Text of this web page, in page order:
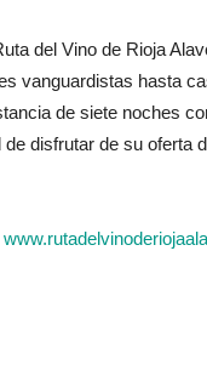
del Vino de Rioja
vanguardistas hasta
de siete noches
disfrutar de su oferta